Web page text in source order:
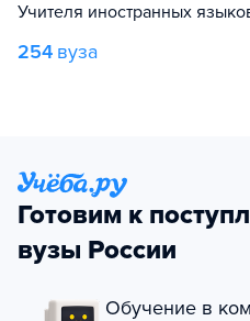
Учителя иностранных
254 вуза
Готовим к
вузы России
Обучение в